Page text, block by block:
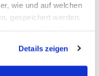
wie und auf welchen
gespeichert werden.
Webseite auf jeden
für Analyse- oder
Details zeigen
Appeal